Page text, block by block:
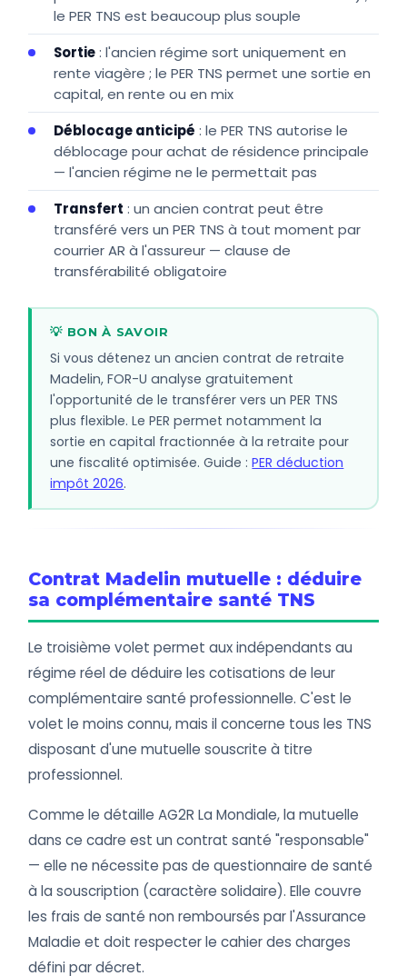
le PER TNS est beaucoup plus souple
Sortie: l'ancien régime sort uniquement en
rente viagère ; le PER TNS permet une sortie en
capital, en rente ou en mix
Déblocage anticipé : le PER TNS autorise le
déblocage pour achat de résidence principale
— l'ancien régime ne le permettait pas
Transfert : un ancien contrat peut être
transféré vers un PER TNS à tout moment par
courrier AR à l'assureur — clause de
transférabilité obligatoire
💡 BON À SAVOIR
Si vous détenez un ancien contrat de retraite
Madelin, FOR-U analyse gratuitement
l'opportunité de le transférer vers un PER TNS
plus flexible. Le PER permet notamment la
sortie en capital fractionnée à la retraite pour
une fiscalité optimisée. Guide :PER déduction
impôt 2026.
Contrat Madelin mutuelle : déduire
sa complémentaire santé TNS
Le troisième volet permet aux indépendants au
régime réel de déduire les cotisations de leur
complémentaire santé professionnelle. C'est le
volet le moins connu, mais il concerne tous les TNS
disposant d'une mutuelle souscrite à titre
professionnel.
Comme le détaille AG2R La Mondiale, la mutuelle
dans ce cadre est un contrat santé "responsable"
— elle ne nécessite pas de questionnaire de santé
à la souscription (caractère solidaire). Elle couvre
les frais de santé non remboursés par l'Assurance
Maladie et doit respecter le cahier des charges
défini par décret.